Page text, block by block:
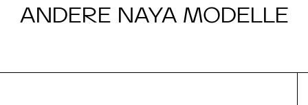
ANDERE NAYA MODELLE